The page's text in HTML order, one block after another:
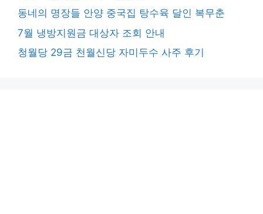
동네의 명장들 안양 중국집 탕수육 달인 복무춘
7월 냉방지원금 대상자 조회 안내
청월당 29금 천월신당 자미두수 사주 후기